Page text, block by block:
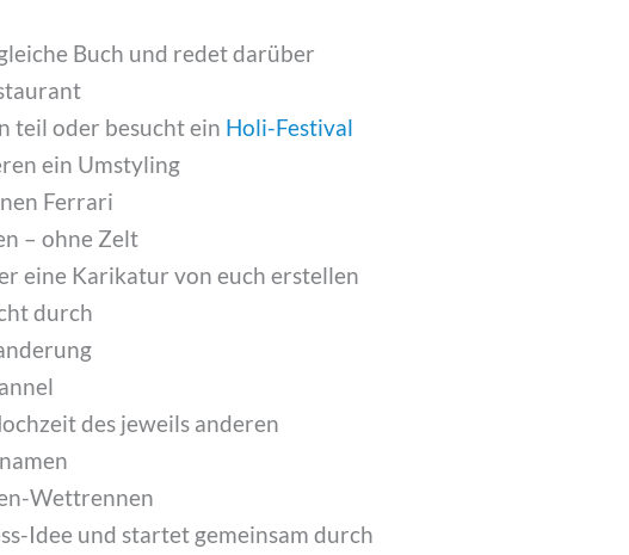
Buch und redet darüber
teil oder besucht ein Holi-Festival
ein Umstyling
Ferrari
– ohne Zelt
eine Karikatur von euch erstellen
durch
des jeweils anderen
Wettrennen
Idee und startet gemeinsam durch